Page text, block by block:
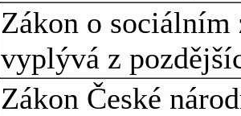
Zákon o sociálním
vyplývá z
Zákon České